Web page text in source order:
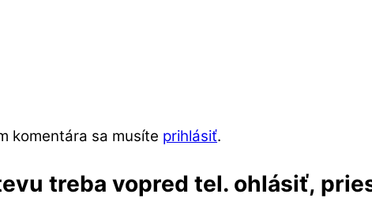
komentára sa musíte prihlásiť.
treba vopred tel. ohlásiť,